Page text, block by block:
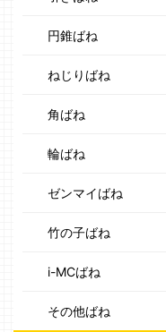
円錐ばね
ねじりばね
角ばね
輪ばね
ゼンマイばね
竹の子ばね
i-MCばね
その他ばね